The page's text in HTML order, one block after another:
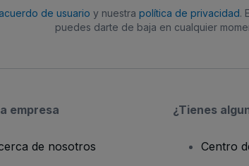
de usuario y nuestra política de privacidad.
puedes darte de baja en cualquier
empresa
de nosotros
¿Tienes
Centro